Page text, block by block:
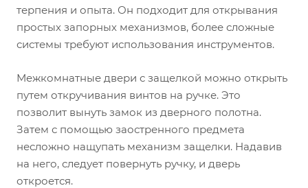
терпения и опыта. Он подходит для открывания
простых запорных механизмов, более сложные
системы требуют использования инструментов.
Межкомнатные двери с защелкой можно открыть
путем откручивания винтов на ручке. Это
позволит вынуть замок из дверного полотна.
Затем с помощью заостренного предмета
несложно нащупать механизм защелки. Надавив
на него, следует повернуть ручку, и дверь
откроется.